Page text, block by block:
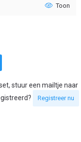
Toon
stuur een mailtje naar
Registreer nu